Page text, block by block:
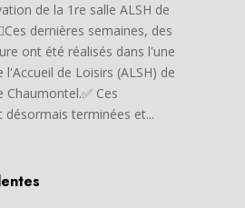
de la 1re salle ALSH de
dernières semaines, des
ont été réalisés dans l'une
l'Accueil de Loisirs (ALSH) de
Ces
terminées et...